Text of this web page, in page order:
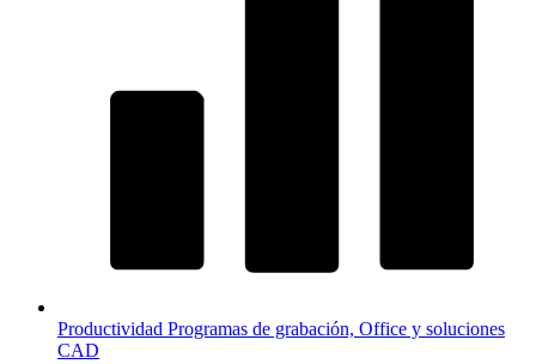
Productividad Programas de grabación, Office y soluciones
CAD